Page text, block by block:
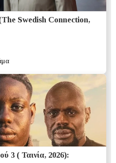
Swedish Connection,
3 ( Ταινία, 2026):